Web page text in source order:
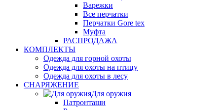
Варежки
Все перчатки
Перчатки Gore tex
Муфта
РАСПРОДАЖА
КОМПЛЕКТЫ
Одежда для горной охоты
Одежда для охоты на птицу
Одежда для охоты в лесу
СНАРЯЖЕНИЕ
Для оружия
Патронташи